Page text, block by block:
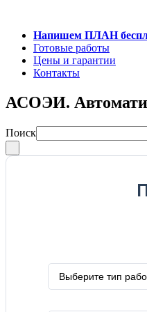
Напишем ПЛАН
Готовые работы
Цены и гарантии
Контакты
АСОЭИ.
Поиск